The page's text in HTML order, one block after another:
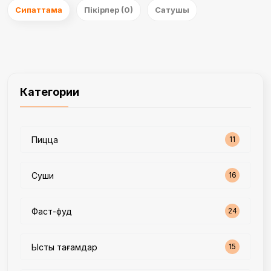
Сипаттама Пікірлер (0) Сатушы
Категории
Пицца 11
Суши 16
Фаст-фуд 24
Ыстық тағамдар 15